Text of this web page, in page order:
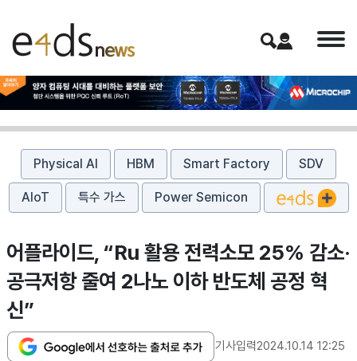
Physical AI HBM Smart Factory SDV
AIoT 특수 가스 Power Semicon
어플라이드, “Ru 활용 전력소모 25% 감소·
공극저항 줄여 2나노 이하 반도체 공정 혁
신”
기사입력2024.10.14 12:25